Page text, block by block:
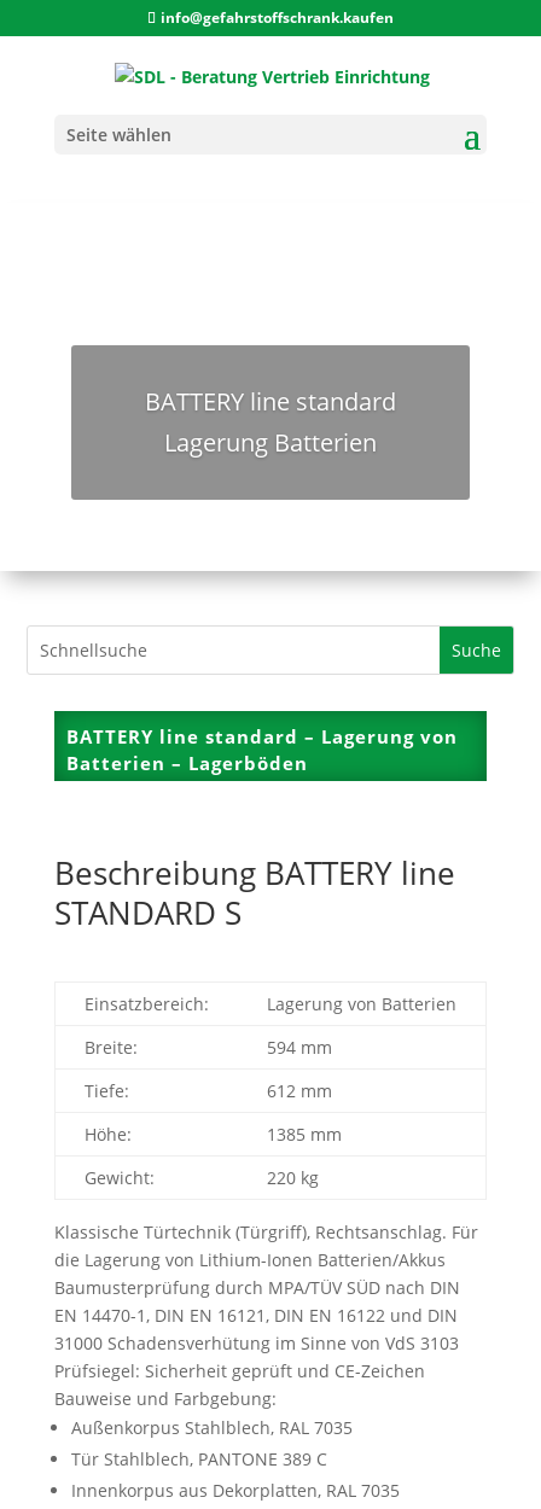
info@gefahrstoffschrank.kaufen
Seite wählen
BATTERY line standard
Lagerung Batterien
BATTERY line standard – Lagerung von
Batterien – Lagerböden
Beschreibung BATTERY line
STANDARD S
Einsatzbereich:
Lagerung von Batterien
Breite:
594 mm
Tiefe:
612 mm
Höhe:
1385 mm
Gewicht:
220 kg
Klassische Türtechnik (Türgriff), Rechtsanschlag. Für
die Lagerung von Lithium-Ionen Batterien/Akkus
Baumusterprüfung durch MPA/TÜV SÜD nach DIN
EN 14470-1, DIN EN 16121, DIN EN 16122 und DIN
31000 Schadensverhütung im Sinne von VdS 3103
Prüfsiegel: Sicherheit geprüft und CE-Zeichen
Bauweise und Farbgebung:
Außenkorpus Stahlblech, RAL 7035
Tür Stahlblech, PANTONE 389 C
Innenkorpus aus Dekorplatten, RAL 7035